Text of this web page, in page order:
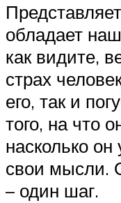
обладает
как видите,
страх
его, так и
того, на что
насколько он
свои мысли.
– один шаг.